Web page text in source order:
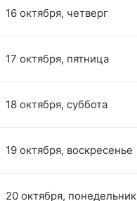
16 октября, четверг
17 октября, пятница
18 октября, суббота
19 октября, воскресенье
20 октября, понедельник